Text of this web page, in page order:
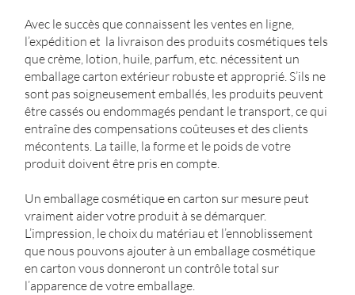
Avec le succès que connaissent les ventes en ligne,
l’expédition et la livraison des produits cosmétiques tels
que crème, lotion, huile, parfum, etc. nécessitent un
emballage carton extérieur robuste et approprié. S’ils ne
sont pas soigneusement emballés, les produits peuvent
être cassés ou endommagés pendant le transport, ce qui
entraîne des compensations coûteuses et des clients
mécontents. La taille, la forme et le poids de votre
produit doivent être pris en compte.
Un emballage cosmétique en carton sur mesure peut
vraiment aider votre produit à se démarquer.
L’impression, le choix du matériau et l’ennoblissement
que nous pouvons ajouter à un emballage cosmétique
en carton vous donneront un contrôle total sur
l’apparence de votre emballage.